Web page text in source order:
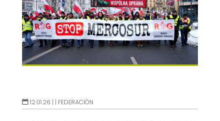
12.01.26 | | FEDERACIÓN